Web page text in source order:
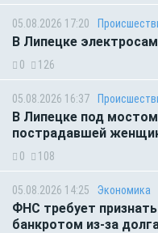
05.08.2026 17:20
В Липецке
0 126
05.08.2026 16:37
В Липецке под
пострадавшей
0 108
05.08.2026 14:25 Экономика
ФНС требует
банкротом из-за